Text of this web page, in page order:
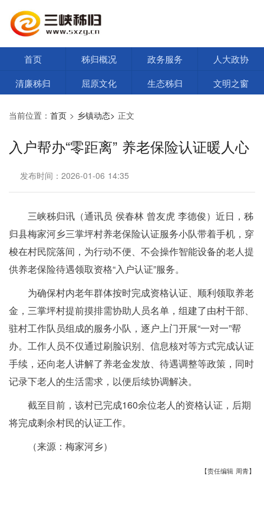
首页 秭归概况 政务服务
人大政协
清廉秭归
屈原文化 生态秭归 文明之窗
当前位置： 首页 > 乡镇动态> 正文
入户帮办“零距离” 养老保险认证暖人心
发布时间：2026-01-06 14:35
三峡秭归讯（通讯员 侯春林 曾友虎 李德俊）近日，秭
归县梅家河乡三掌坪村养老保险认证服务小队带着手机，穿
梭在村民院落间，为行动不便、不会操作智能设备的老人提
供养老保险待遇领取资格“入户认证”服务。
为确保村内老年群体按时完成资格认证、顺利领取养老
金，三掌坪村提前摸排需协助人员名单，组建了由村干部、
驻村工作队员组成的服务小队，逐户上门开展“一对一”帮
办。 工作人员不仅通过刷脸识别、信息核对等方式完成认证
手续，还向老人讲解了养老金发放、待遇调整等政策，同时
记录下老人的生活需求，以便后续协调解决。
截至目前，该村已完成160余位老人的资格认证，后期
将完成剩余村民的认证工作。
（来源：梅家河乡）
【责任编辑 周青】